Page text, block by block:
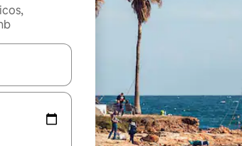
navega con las teclas de flecha hacia arriba y